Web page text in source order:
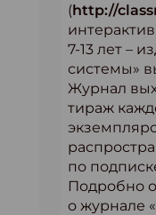
(http://
7-13 лет –
системы»
Журнал
тираж
по
Подробно
о журнале